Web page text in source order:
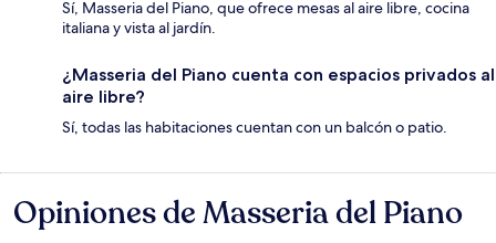
Sí, Masseria del Piano, que ofrece mesas al aire libre, cocina
italiana y vista al jardín.
¿Masseria del Piano cuenta con espacios privados al
aire libre?
Sí, todas las habitaciones cuentan con un balcón o patio.
Opiniones
Opiniones de Masseria del Piano